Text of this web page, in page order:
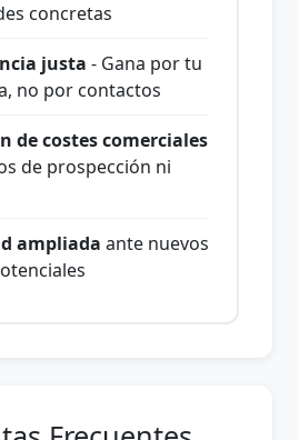
concretas
justa - Gana por tu
no por contactos
de costes comerciales
de prospección ni
ampliada ante nuevos